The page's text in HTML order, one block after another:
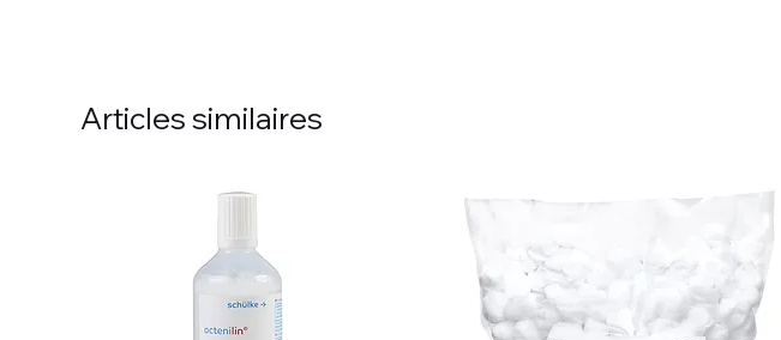
Articles similaires